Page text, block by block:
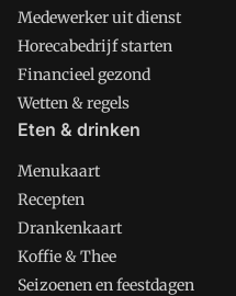
Medewerker uit dienst
Horecabedrijf starten
Financieel gezond
Wetten & regels
Eten & drinken
Menukaart
Recepten
Drankenkaart
Koffie & Thee
Seizoenen en feestdagen